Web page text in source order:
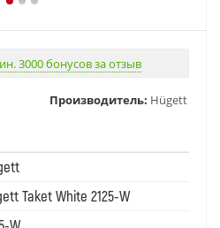
3000 бонусов за отзыв
Производитель: Hügett
Taket White 2125-W
W